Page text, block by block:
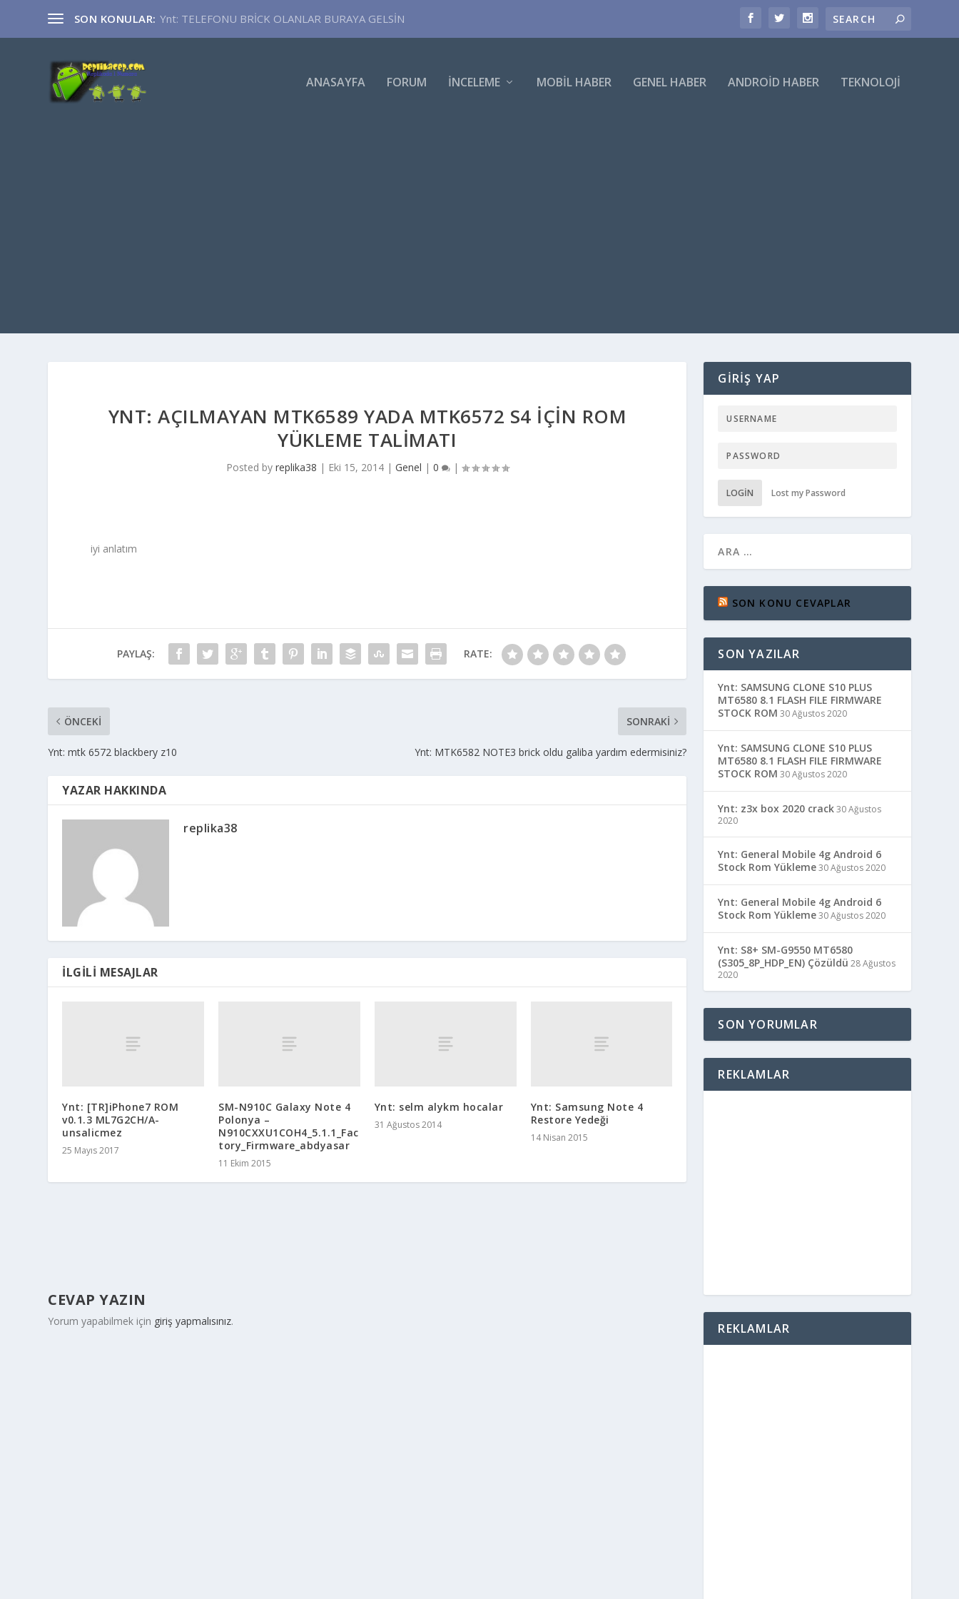
SON KONULAR: Ynt: TELEFONU BRİCK OLANLAR BURAYA GELSİN
ANASAYFA FORUM İNCELEME MOBIL HABER GENEL HABER ANDROID HABER TEKNOLOJI
YNT: AÇILMAYAN MTK6589 YADA MTK6572 S4 İÇIN ROM
YÜKLEME TALIMATI
Posted by replika38 | Eki 15, 2014| Genel | 0 |
iyi anlatım
PAYLAŞ: RATE:
ÖNCEKI
Ynt: mtk 6572 blackbery z10
SONRAKI
Ynt: MTK6582 NOTE3 brick oldu galiba yardım edermisiniz?
YAZAR HAKKINDA
replika38
İLGILI MESAJLAR
Ynt: [TR]iPhone7 ROM
v0.1.3 ML7G2CH/A-
unsalicmez
25 Mayıs 2017
SM-N910C Galaxy Note 4
Polonya –
N910CXXU1COH4_5.1.1_Fac
tory_Firmware_abdyasar
11 Ekim 2015
Ynt: selm alykm hocalar
31 Ağustos 2014
Ynt: Samsung Note 4
Restore Yedeği
14 Nisan 2015
CEVAP YAZIN
Yorum yapabilmek için giriş yapmalısınız.
GIRIŞ YAP
LOGIN Lost my Password
SON KONU CEVAPLAR
SON YAZILAR
Ynt: SAMSUNG CLONE S10 PLUS
MT6580 8.1 FLASH FILE FIRMWARE
STOCK ROM 30 Ağustos 2020
Ynt: SAMSUNG CLONE S10 PLUS
MT6580 8.1 FLASH FILE FIRMWARE
STOCK ROM 30 Ağustos 2020
Ynt: z3x box 2020 crack30 Ağustos
2020
Ynt: General Mobile 4g Android 6
Stock Rom Yükleme30 Ağustos 2020
Ynt: General Mobile 4g Android 6
Stock Rom Yükleme30 Ağustos 2020
Ynt: S8+ SM-G9550 MT6580
(S305_8P_HDP_EN) Çözüldü 28 Ağustos
2020
SON YORUMLAR
REKLAMLAR
REKLAMLAR